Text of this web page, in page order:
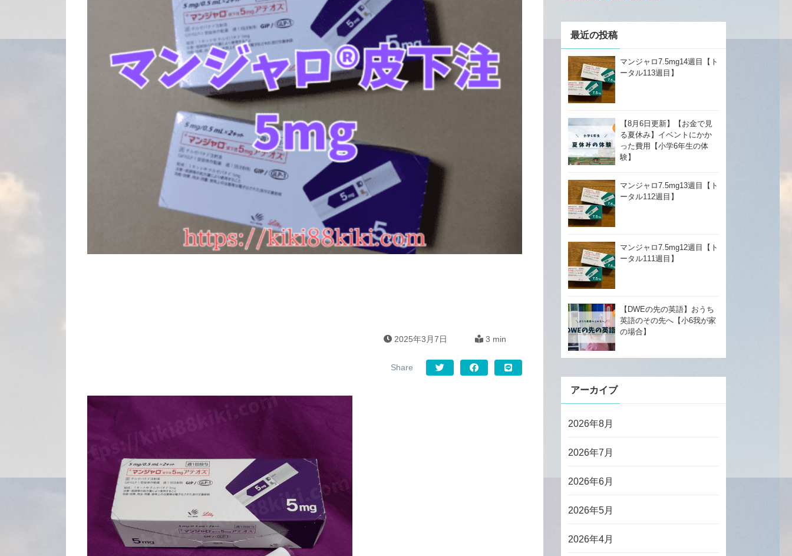
2025年3月7日 3 min
最近の投稿
マンジャロ7.5mg14週目【ト
ータル113週目】
【8月6日更新】【お金で見
る夏休み】イベントにかか
った費用【小学6年生の体
験】
マンジャロ7.5mg13週目【ト
ータル112週目】
マンジャロ7.5mg12週目【ト
ータル111週目】
【DWEの先の英語】おうち
英語のその先へ【小6我が家
の場合】
アーカイブ
2026年8月
2026年7月
2026年6月
2026年5月
2026年4月